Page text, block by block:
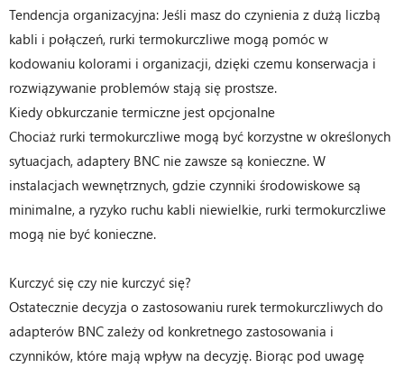
Tendencja organizacyjna: Jeśli masz do czynienia z dużą liczbą
kabli i połączeń, rurki termokurczliwe mogą pomóc w
kodowaniu kolorami i organizacji, dzięki czemu konserwacja i
rozwiązywanie problemów stają się prostsze.
Kiedy obkurczanie termiczne jest opcjonalne
Chociaż rurki termokurczliwe mogą być korzystne w określonych
sytuacjach, adaptery BNC nie zawsze są konieczne. W
instalacjach wewnętrznych, gdzie czynniki środowiskowe są
minimalne, a ryzyko ruchu kabli niewielkie, rurki termokurczliwe
mogą nie być konieczne.
Kurczyć się czy nie kurczyć się?
Ostatecznie decyzja o zastosowaniu rurek termokurczliwych do
adapterów BNC zależy od konkretnego zastosowania i
czynników, które mają wpływ na decyzję. Biorąc pod uwagę